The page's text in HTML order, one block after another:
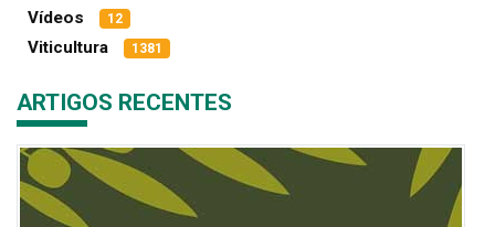
Vídeos 12
Viticultura 1381
ARTIGOS RECENTES